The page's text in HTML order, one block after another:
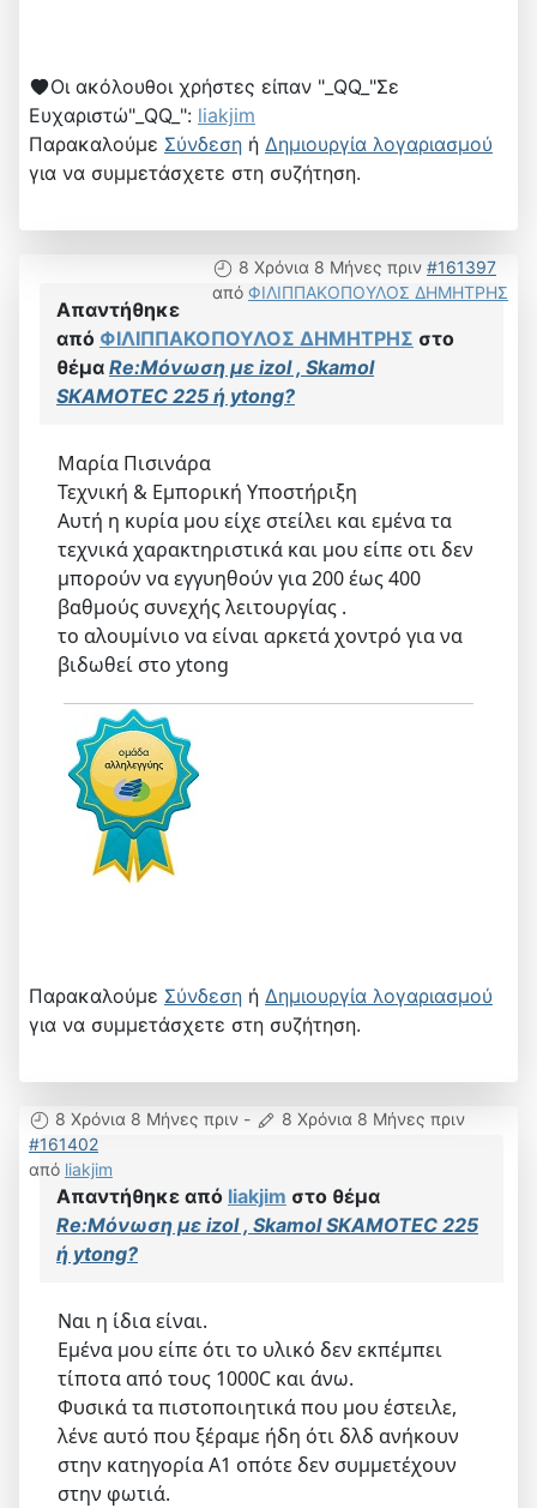
Οι ακόλουθοι χρήστες είπαν "_QQ_"Σε
Ευχαριστώ"_QQ_": liakjim
Παρακαλούμε Σύνδεση ή Δημιουργία λογαριασμού
για να συμμετάσχετε στη συζήτηση.
8 Χρόνια 8 Μήνες πριν #161397
από ΦΙΛΙΠΠΑΚΟΠΟΥΛΟΣ ΔΗΜΗΤΡΗΣ
Απαντήθηκε
από ΦΙΛΙΠΠΑΚΟΠΟΥΛΟΣ ΔΗΜΗΤΡΗΣ στο
θέμα Re:Μόνωση με izol , Skamol
SKAMOTEC 225 ή ytong?
Μαρία Πισινάρα
Τεχνική & Εμπορική Υποστήριξη
Αυτή η κυρία μου είχε στείλει και εμένα τα
τεχνικά χαρακτηριστικά και μου είπε οτι δεν
μπορούν να εγγυηθούν για 200 έως 400
βαθμούς συνεχής λειτουργίας .
το αλουμίνιο να είναι αρκετά χοντρό για να
βιδωθεί στο ytong
Παρακαλούμε Σύνδεση ή Δημιουργία λογαριασμού
για να συμμετάσχετε στη συζήτηση.
8 Χρόνια 8 Μήνες πριν -
8 Χρόνια 8 Μήνες πριν
#161402
από liakjim
Απαντήθηκε από liakjim στο θέμα
Re:Μόνωση με izol , Skamol SKAMOTEC 225
ή ytong?
Ναι η ίδια είναι.
Εμένα μου είπε ότι το υλικό δεν εκπέμπει
τίποτα από τους 1000C και άνω.
Φυσικά τα πιστοποιητικά που μου έστειλε,
λένε αυτό που ξέραμε ήδη ότι δλδ ανήκουν
στην κατηγορία Α1 οπότε δεν συμμετέχουν
στην φωτιά.